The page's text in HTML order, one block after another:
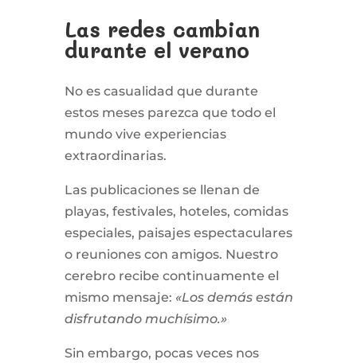
Las redes cambian
durante el verano
No es casualidad que durante
estos meses parezca que todo el
mundo vive experiencias
extraordinarias.
Las publicaciones se llenan de
playas, festivales, hoteles, comidas
especiales, paisajes espectaculares
o reuniones con amigos. Nuestro
cerebro recibe continuamente el
mismo mensaje: «Los demás están
disfrutando muchísimo.»
Sin embargo, pocas veces nos